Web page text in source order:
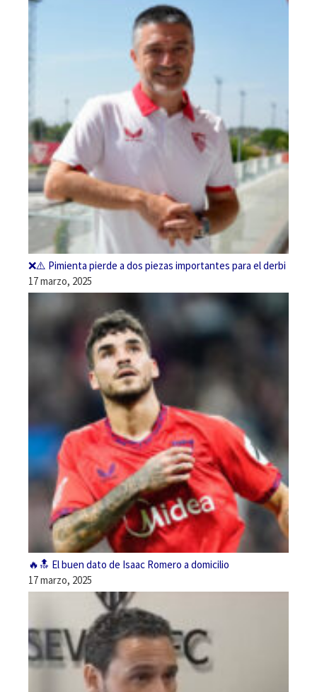
❌⚠️ Pimienta pierde a dos piezas importantes para el derbi
17 marzo, 2025
🔥🔝 El buen dato de Isaac Romero a domicilio
17 marzo, 2025